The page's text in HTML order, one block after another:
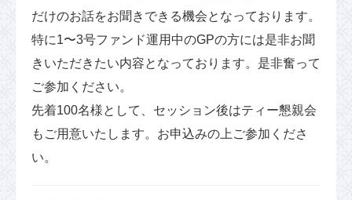
だけのお話をお聞きできる機会となっております。
特に1〜3号ファンド運用中のGPの方には是非お聞
きいただきたい内容となっております。是非奮って
ご参加ください。
先着100名様として、セッション後はティー懇親会
もご用意いたします。お申込みの上ご参加くださ
い。